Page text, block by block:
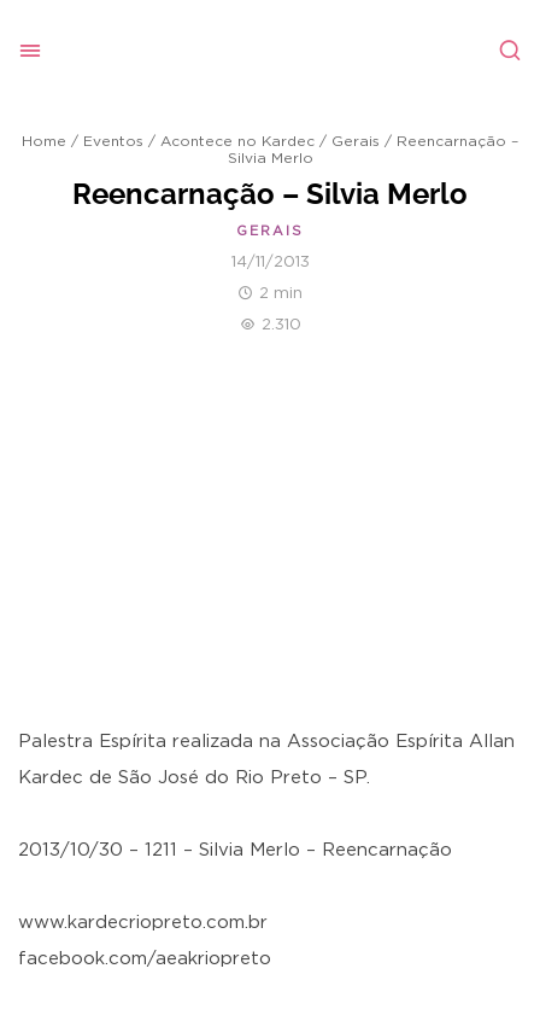
Home / Eventos / Acontece no Kardec / Gerais / Reencarnação –
Silvia Merlo
Reencarnação – Silvia Merlo
GERAIS
14/11/2013
2 min
2.310
Palestra Espírita realizada na Associação Espírita Allan
Kardec de São José do Rio Preto – SP.
2013/10/30 – 1211 – Silvia Merlo – Reencarnação
www.kardecriopreto.com.br
facebook.com/aeakriopreto